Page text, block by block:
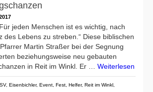
jeden Menschen ist es wichtig, nach
des Lebens zu streben.“ Diese biblischen
Martin Straßer bei der Segnung
beziehungsweise neu gebauten
in Reit im Winkl. Er … Weiterlesen
, Eisenbichler, Event Fest Helfer, Reit im Winkl